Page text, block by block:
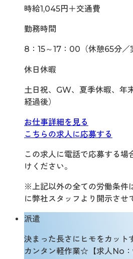
時給1,045円＋交通費
勤務時間
8：15～17：00（休憩65分／
休日休暇
土日祝、GW、夏季休暇、年
経過後）
お仕事詳細を見る
こちらの求人に応募する
この求人に電話で応募する場
けください。
※上記以外の全ての労働条件
に弊社スタッフより開示させ
派遣
決まった長さにヒモをカッ
カンタン軽作業☆【求人No